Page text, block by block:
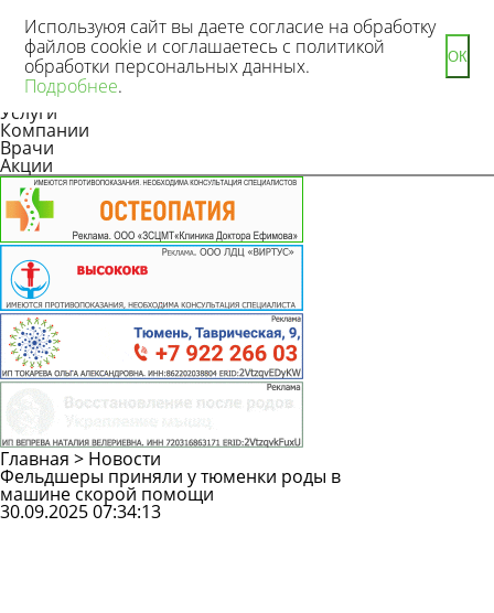
Новости
Статьи
Услуги
Компании
Врачи
Акции
Главная > Новости
Фельдшеры приняли у тюменки роды в
машине скорой помощи
30.09.2025 07:34:13
Используюя сайт вы даете согласие на обработку
файлов cookie и соглашаетесь с политикой
обработки персональных данных.
Подробнее.
ОК